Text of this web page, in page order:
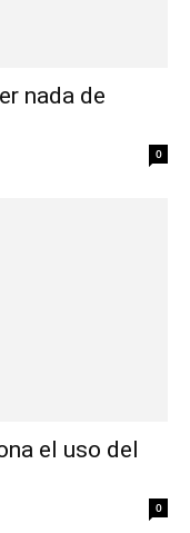
nada de
0
el uso del
0